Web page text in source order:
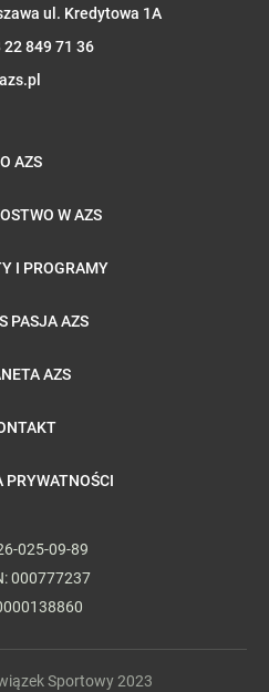
ul. Kredytowa 1A
22 849 71 36
O AZS
W AZS
I PROGRAMY
PASJA AZS
AZS
PRYWATNOŚCI
025-09-89
000777237
Sportowy 2023